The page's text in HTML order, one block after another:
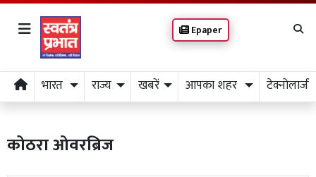
Epaper
भारत राज्य खबरें आपका शहर टेक्नोलाजी
कोठरा ओवरब्रिज